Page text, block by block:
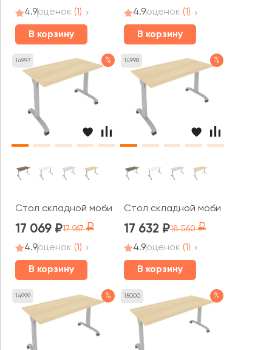
4.9оценок (1)
В корзину
4.9оценок (1)
В корзину
14997 %
Стол складной мобильный 1200x650x757 Мобайл
17 069 17 967
4.9оценок (1)
В корзину
14998 %
Стол складной мобильный
17 632 18 560
4.9оценок (1)
В корзину
14999 % 15000 %